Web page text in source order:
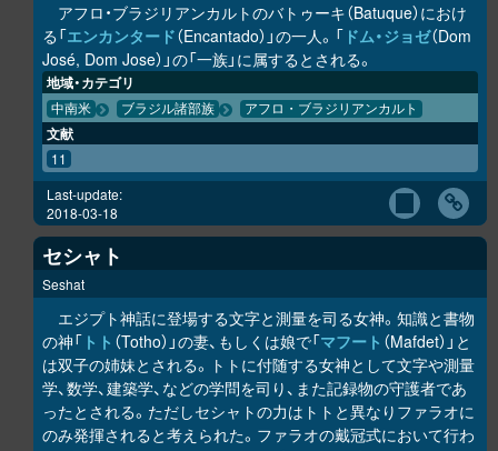
アフロ・ブラジリアンカルトのバトゥーキ（Batuque）におけ
る「エンカンタード（Encantado）」の一人。「 ドム・ジョゼ（Dom
José, Dom Jose）」の「一族」に属するとされる。
地域・カテゴリ
中南米 ブラジル諸部族 アフロ・ブラジリアンカルト
文献
11
Last-update:
2018-03-18
セシャト
Seshat
エジプト神話に登場する文字と測量を司る女神。知識と書物
の神「 トト （Totho）」の妻、もしくは娘で「マフート （Mafdet）」と
は双子の姉妹とされる。トトに付随する女神として文字や測量
学、数学、建築学、などの学問を司り、また記録物の守護者であ
ったとされる。ただしセシャトの力はトトと異なりファラオに
のみ発揮されると考えられた。ファラオの戴冠式において行わ